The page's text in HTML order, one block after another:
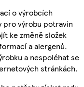
o výrobcích
pro výrobu potravin
ke změně složek
a alergenů.
a nespoléhat se
stránkách.